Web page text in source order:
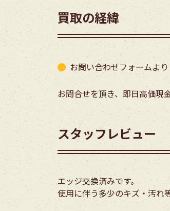
買取の経緯
お問い合わせフォームより
お問合せを頂き、即日高価現
スタッフレビュー
エッジ交換済みです。
使用に伴う多少のキズ・汚れ